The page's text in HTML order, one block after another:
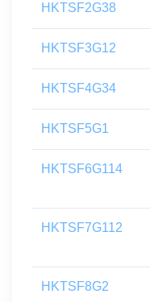
HKTSF2G38
HKTSF3G12
HKTSF4G34
HKTSF5G1
HKTSF6G114
HKTSF7G112
HKTSF8G2